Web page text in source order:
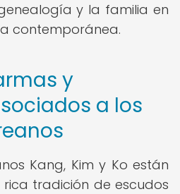
y la familia en
contemporánea.
y
a los
Kang, Kim y Ko están
tradición de escudos